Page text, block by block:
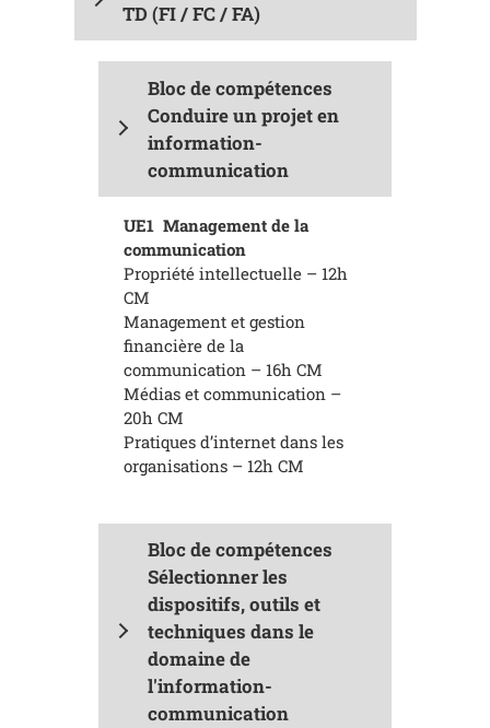
TD (FI / FC / FA)
Bloc de compétences
Conduire un projet en
information-
communication
UE1 Management de la
communication
Propriété intellectuelle – 12h
CM
Management et gestion
financière de la
communication – 16h CM
Médias et communication –
20h CM
Pratiques d’internet dans les
organisations – 12h CM
Bloc de compétences
Sélectionner les
dispositifs, outils et
techniques dans le
domaine de
l'information-
communication